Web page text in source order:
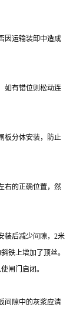
因运输装卸中造成
如有错位则松动连
板分体安装，防止
右的正确位置，然
装后减少间隙，2米
铁上增加了顶丝。
闸门启闭。
间隙中的灰浆应清